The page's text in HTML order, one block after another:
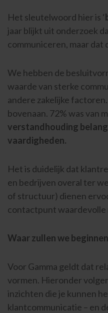
Het sleutelwoord hier is ‘
jaar blijkt uit onderzoek
communiceren, maar dat
We hebben de
waarde van sterke
andere zakelijke
bovenaan. 72% was van
verstandhouding
vaardigheden.
Het is duidelijk dat
en bedrijven overal ter
of structuur) dienen
contactpunt
Waar zullen we
Voor Gamma geldt dat
vormen. Hieronder
inzichten die je kunnen
klantcommunicatie – en